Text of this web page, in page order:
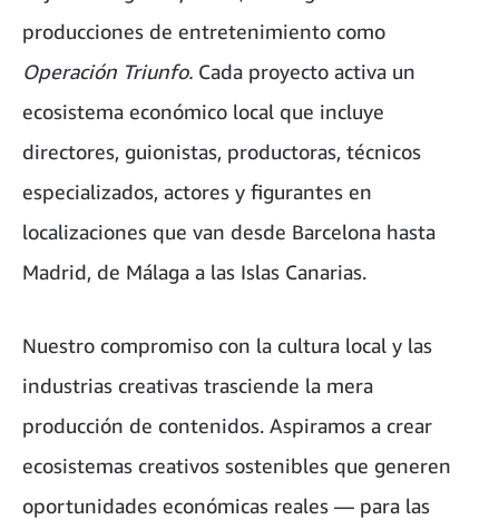
producciones de entretenimiento como
Operación Triunfo. Cada proyecto activa un
ecosistema económico local que incluye
directores, guionistas, productoras, técnicos
especializados, actores y figurantes en
localizaciones que van desde Barcelona hasta
Madrid, de Málaga a las Islas Canarias.
Nuestro compromiso con la cultura local y las
industrias creativas trasciende la mera
producción de contenidos. Aspiramos a crear
ecosistemas creativos sostenibles que generen
oportunidades económicas reales — para las